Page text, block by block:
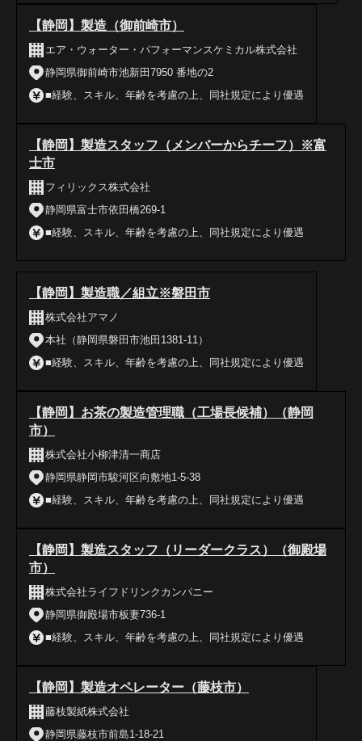
【静岡】製造（御前崎市）
エア・ウォーター・パフォーマンスケミカル株式会社
静岡県御前崎市池新田7950 番地の2
■経験、スキル、年齢を考慮の上、同社規定により優遇
【静岡】製造スタッフ（メンバーからチーフ）※富
士市
フィリックス株式会社
静岡県富士市依田橋269-1
■経験、スキル、年齢を考慮の上、同社規定により優遇
【静岡】製造職／組立※磐田市
株式会社アマノ
本社（静岡県磐田市池田1381-11）
■経験、スキル、年齢を考慮の上、同社規定により優遇
【静岡】お茶の製造管理職（工場長候補）（静岡
市）
株式会社小柳津清一商店
静岡県静岡市駿河区向敷地1-5-38
■経験、スキル、年齢を考慮の上、同社規定により優遇
【静岡】製造スタッフ（リーダークラス）（御殿場
市）
株式会社ライフドリンクカンパニー
静岡県御殿場市板妻736-1
■経験、スキル、年齢を考慮の上、同社規定により優遇
【静岡】製造オペレーター（藤枝市）
藤枝製紙株式会社
静岡県藤枝市前島1-18-21